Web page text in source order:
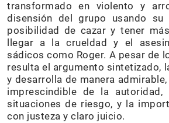
transformado en violento y
disensión del grupo usando
posibilidad de cazar y tener
llegar a la crueldad y el
sádicos como Roger. A pesar de
resulta el argumento sintetizado,
y desarrolla de manera
imprescindible de la autoridad,
situaciones de riesgo, y la
con justeza y claro juicio.